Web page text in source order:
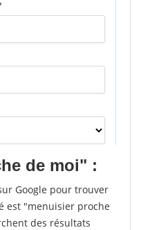
de moi" :
Google pour trouver
est "menuisier proche
des résultats